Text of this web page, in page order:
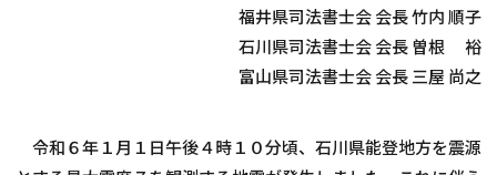
福井県司法書士会 会長 竹内 順子
石川県司法書士会 会長 曽根 裕
富山県司法書士会 会長 三屋 尚之
令和６年１月１日午後４時１０分頃、石川県能登地方を震源
交通アクセス
サイトマップ